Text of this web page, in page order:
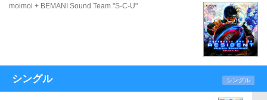
moimoi + BEMANI Sound Team "S-C-U"
シングル シングル